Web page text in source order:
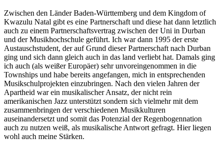
Zwischen den Länder Baden-Württemberg und dem Kingdom of
Kwazulu Natal gibt es eine Partnerschaft und diese hat dann letztlich
auch zu einem Partnerschaftsvertrag zwischen der Uni in Durban
und der Musikhochschule geführt. Ich war dann 1995 der erste
Austauschstudent, der auf Grund dieser Partnerschaft nach Durban
ging und sich dann gleich auch in das land verliebt hat. Damals ging
ich auch (als weißer Europäer) sehr unvoreingenommen in die
Townships und habe bereits angefangen, mich in entsprechenden
Musikschulprojekten einzubringen. Nach den vielen Jahren der
Apartheid war ein musikalischer Ansatz, der nicht rein
amerikanischen Jazz unterstützt sondern sich vielmehr mit dem
zusammenbringen der verschiedenen Musikkulturen
auseinandersetzt und somit das Potenzial der Regenbogennation
auch zu nutzen weiß, als musikalische Antwort gefragt. Hier liegen
wohl auch meine Stärken.